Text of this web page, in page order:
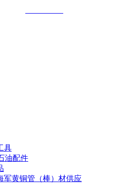
具
油配件
军黄铜管（棒）材供应